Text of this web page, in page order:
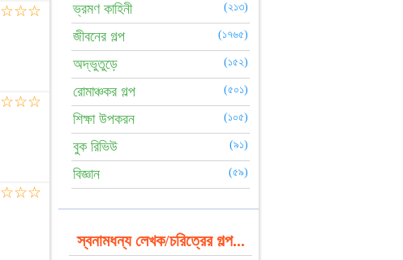
☆☆☆
☆☆☆
☆☆☆
ভ্রমণ কাহিনী (২১৩)
জীবনের গল্প (১৭৬৫)
অদ্ভুতুড়ে (১৫২)
রোমাঞ্চকর গল্প (৫০১)
শিক্ষা উপকরন (১০৫)
বুক রিভিউ (৯১)
বিজ্ঞান (৫৯)
স্বনামধন্য লেখক/চরিত্রের গল্প...